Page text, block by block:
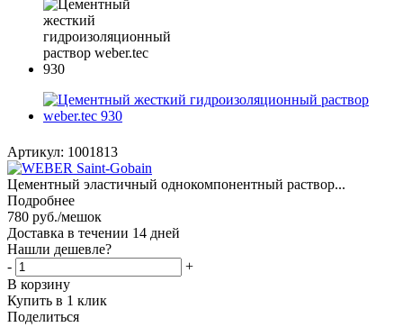
Артикул: 1001813
Цементный эластичный однокомпонентный раствор...
Подробнее
780 руб./мешок
Доставка в течении 14 дней
Нашли дешевле?
-
+
В корзину
Купить в 1 клик
Поделиться